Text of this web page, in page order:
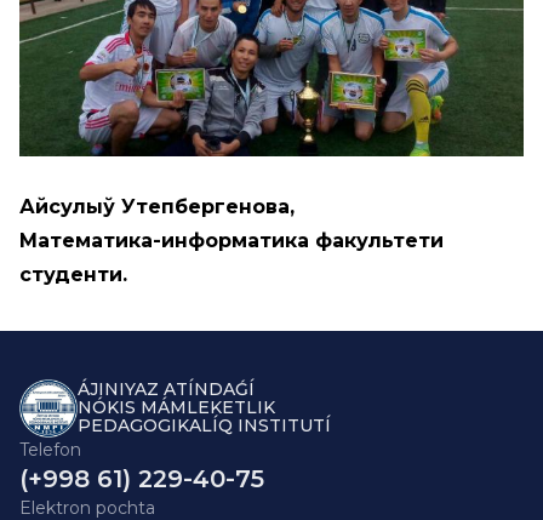
Айсулыў Утепбергенова,
Математика-информатика факультети
студенти.
ÁJINIYAZ ATÍNDAǴÍ
NÓKIS MÁMLEKETLIK
PEDAGOGIKALÍQ INSTITUTÍ
Telefon
(+998 61) 229-40-75
Elektron pochta